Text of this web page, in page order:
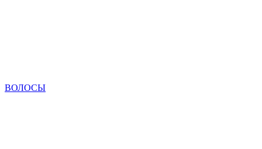
ВОЛОСЫ